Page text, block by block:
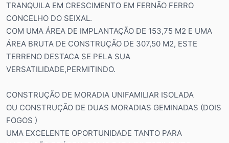
TRANQUILA EM CRESCIMENTO EM FERNÃO FERRO
CONCELHO DO SEIXAL.
COM UMA ÁREA DE IMPLANTAÇÃO DE 153,75 M2 E UMA
ÁREA BRUTA DE CONSTRUÇÃO DE 307,50 M2, ESTE
TERRENO DESTACA SE PELA SUA
VERSATILIDADE,PERMITINDO.
CONSTRUÇÃO DE MORADIA UNIFAMILIAR ISOLADA
OU CONSTRUÇÃO DE DUAS MORADIAS GEMINADAS (DOIS
FOGOS )
UMA EXCELENTE OPORTUNIDADE TANTO PARA